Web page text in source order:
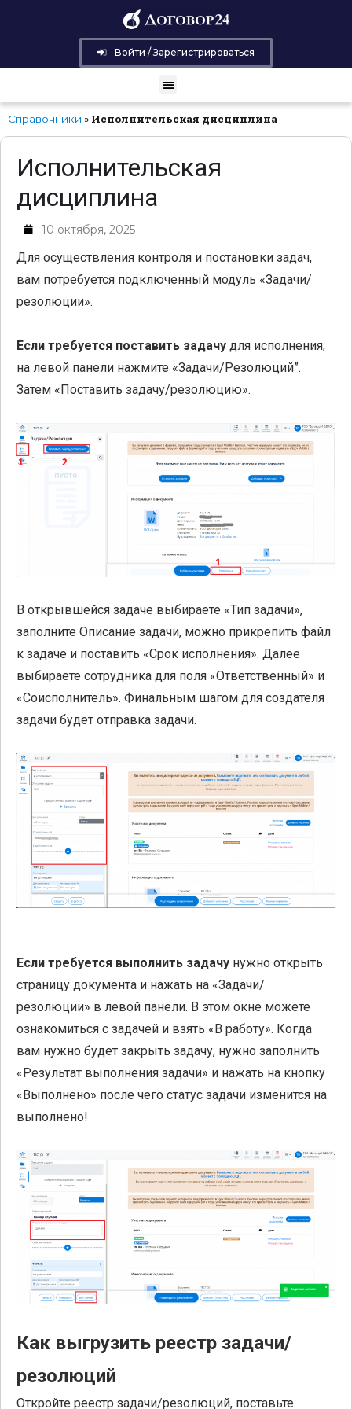
Войти / Зарегистрироваться
Справочники » Исполнительская дисциплина
Исполнительская
дисциплина
10 октября, 2025
Для осуществления контроля и постановки задач,
вам потребуется подключенный модуль «Задачи/
резолюции».
Если требуется поставить задачу для исполнения,
на левой панели нажмите «Задачи/Резолюций”.
Затем «Поставить задачу/резолюцию».
В открывшейся задаче выбираете «Тип задачи»,
заполните Описание задачи, можно прикрепить файл
к задаче и поставить «Срок исполнения». Далее
выбираете сотрудника для поля «Ответственный» и
«Соисполнитель». Финальным шагом для создателя
задачи будет отправка задачи.
Если требуется выполнить задачу нужно открыть
страницу документа и нажать на «Задачи/
резолюции» в левой панели. В этом окне можете
ознакомиться с задачей и взять «В работу». Когда
вам нужно будет закрыть задачу, нужно заполнить
«Результат выполнения задачи» и нажать на кнопку
«Выполнено» после чего статус задачи изменится на
выполнено!
Как выгрузить реестр задачи/
резолюций
Откройте реестр задачи/резолюций, поставьте